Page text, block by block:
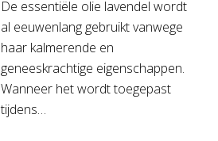
De essentiële olie lavendel wordt
al eeuwenlang gebruikt vanwege
haar kalmerende en
geneeskrachtige eigenschappen.
Wanneer het wordt toegepast
tijdens…